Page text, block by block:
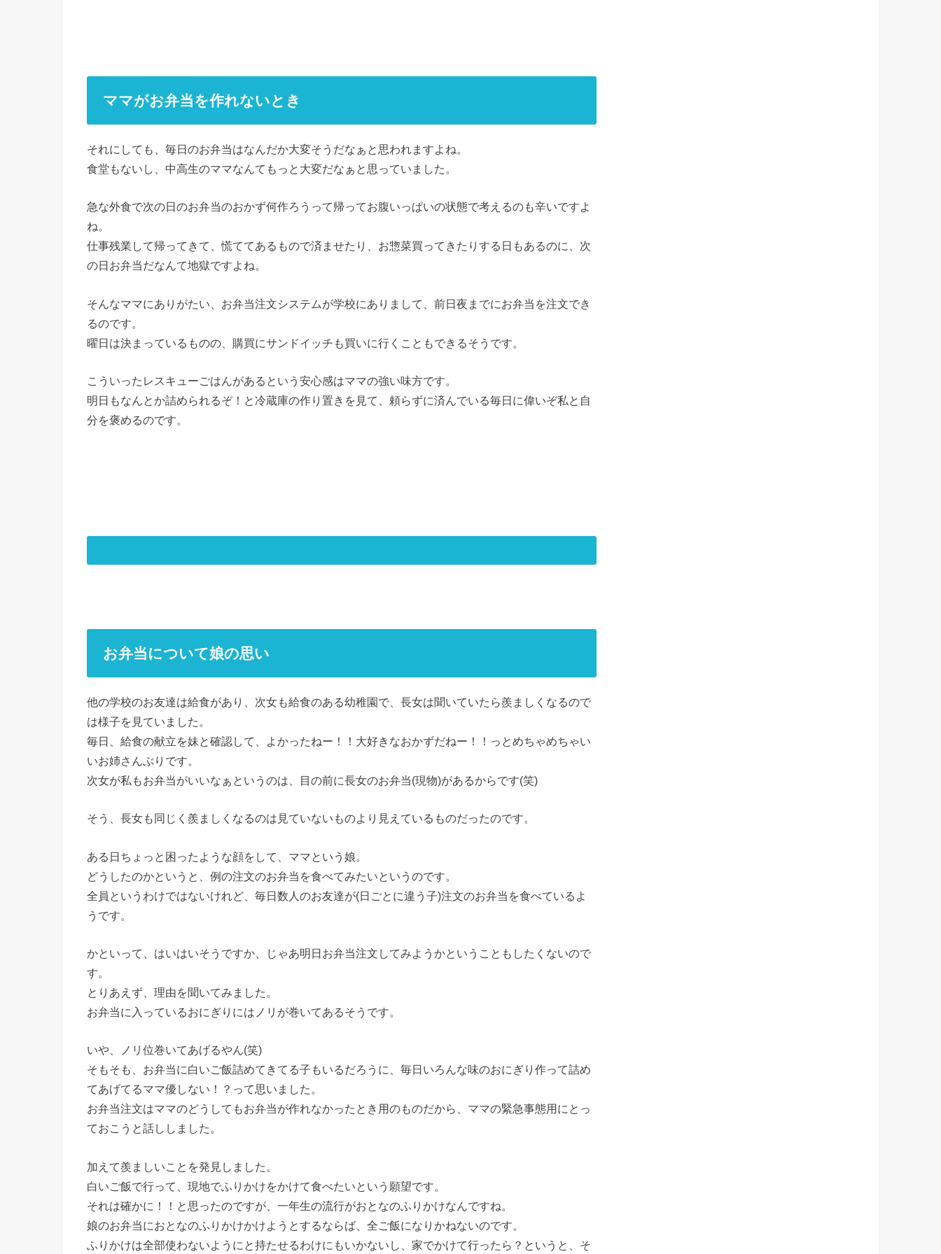
ママがお弁当を作れないとき
それにしても、毎日のお弁当はなんだか大変そうだなぁと思われますよね。
食堂もないし、中高生のママなんてもっと大変だなぁと思っていました。
急な外食で次の日のお弁当のおかず何作ろうって帰ってお腹いっぱいの状態で考えるのも辛いですよ
ね。
仕事残業して帰ってきて、慌ててあるもので済ませたり、お惣菜買ってきたりする日もあるのに、次
の日お弁当だなんて地獄ですよね。
そんなママにありがたい、お弁当注文システムが学校にありまして、前日夜までにお弁当を注文でき
るのです。
曜日は決まっているものの、購買にサンドイッチも買いに行くこともできるそうです。
こういったレスキューごはんがあるという安心感はママの強い味方です。
明日もなんとか詰められるぞ！と冷蔵庫の作り置きを見て、頼らずに済んでいる毎日に偉いぞ私と自
分を褒めるのです。
お弁当について娘の思い
他の学校のお友達は給食があり、次女も給食のある幼稚園で、長女は聞いていたら羨ましくなるので
は様子を見ていました。
毎日、給食の献立を妹と確認して、よかったねー！！大好きなおかずだねー！！っとめちゃめちゃい
いお姉さんぶりです。
次女が私もお弁当がいいなぁというのは、目の前に長女のお弁当(現物)があるからです(笑)
そう、長女も同じく羨ましくなるのは見ていないものより見えているものだったのです。
ある日ちょっと困ったような顔をして、ママという娘。
どうしたのかというと、例の注文のお弁当を食べてみたいというのです。
全員というわけではないけれど、毎日数人のお友達が(日ごとに違う子)注文のお弁当を食べているよ
うです。
かといって、はいはいそうですか、じゃあ明日お弁当注文してみようかということもしたくないので
す。
とりあえず、理由を聞いてみました。
お弁当に入っているおにぎりにはノリが巻いてあるそうです。
いや、ノリ位巻いてあげるやん(笑)
そもそも、お弁当に白いご飯詰めてきてる子もいるだろうに、毎日いろんな味のおにぎり作って詰め
てあげてるママ優しない！？って思いました。
お弁当注文はママのどうしてもお弁当が作れなかったとき用のものだから、ママの緊急事態用にとっ
ておこうと話ししました。
加えて羨ましいことを発見しました。
白いご飯で行って、現地でふりかけをかけて食べたいという願望です。
それは確かに！！と思ったのですが、一年生の流行がおとなのふりかけなんですね。
娘のお弁当におとなのふりかけかけようとするならば、全ご飯になりかねないのです。
ふりかけは全部使わないようにと持たせるわけにもいかないし、家でかけて行ったら？というと、そ